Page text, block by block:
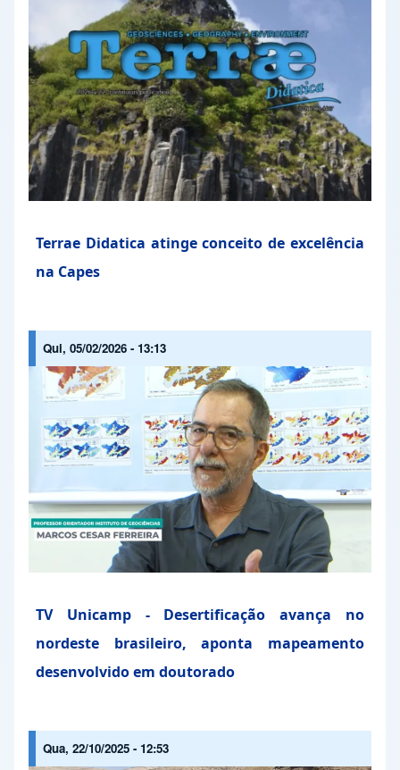
Terrae Didatica atinge conceito de excelência
na Capes
Qui, 05/02/2026 - 13:13
TV Unicamp - Desertificação avança no
nordeste brasileiro, aponta mapeamento
desenvolvido em doutorado
Qua, 22/10/2025 - 12:53